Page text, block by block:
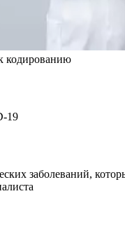
кодированию
19
заболеваний,